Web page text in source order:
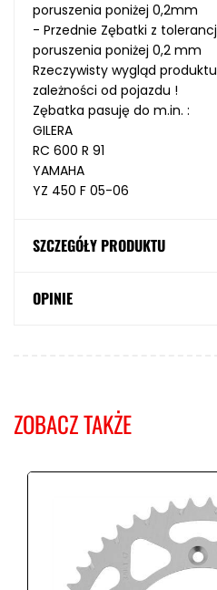
poruszenia poniżej 0,2mm
- Przednie Zębatki z
poruszenia poniżej 0,2 mm
Rzeczywisty wygląd
zależności od pojazdu !
Zębatka pasuję do m.in. :
GILERA
RC 600 R 91
YAMAHA
YZ 450 F 05-06
SZCZEGÓŁY PRODUKTU
OPINIE
ZOBACZ TAKŻE